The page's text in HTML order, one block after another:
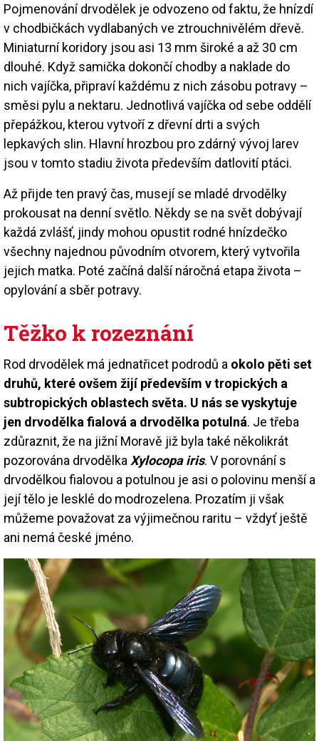
Pojmenování drvodělek je odvozeno od faktu, že hnízdí
v chodbičkách vydlabaných ve ztrouchnivělém dřevě.
Miniaturní koridory jsou asi 13 mm široké a až 30 cm
dlouhé. Když samička dokončí chodby a naklade do
nich vajíčka, připraví každému z nich zásobu potravy –
směsi pylu a nektaru. Jednotlivá vajíčka od sebe oddělí
přepážkou, kterou vytvoří z dřevní drti a svých
lepkavých slin. Hlavní hrozbou pro zdárný vývoj larev
jsou v tomto stadiu života především datlovití ptáci.
Až přijde ten pravý čas, musejí se mladé drvodělky
prokousat na denní světlo. Někdy se na svět dobývají
každá zvlášť, jindy mohou opustit rodné hnízdečko
všechny najednou původním otvorem, který vytvořila
jejich matka. Poté začíná další náročná etapa života –
opylování a sběr potravy.
Těžko k rozeznání
Rod drvodělek má jednatřicet podrodů a okolo pěti set
druhů, které ovšem žijí především v tropických a
subtropických oblastech světa. U nás se vyskytuje
jen drvodělka fialová a drvodělka potulná. Je třeba
zdůraznit, že na jižní Moravě již byla také několikrát
pozorována drvodělka Xylocopa iris. V porovnání s
drvodělkou fialovou a potulnou je asi o polovinu menší a
její tělo je lesklé do modrozelena. Prozatím ji však
můžeme považovat za výjimečnou raritu – vždyť ještě
ani nemá české jméno.